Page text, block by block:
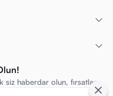
haberdar olun, fırsatları